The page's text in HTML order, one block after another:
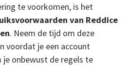
te voorkomen, is het
van Reddice
. Neem de tijd om deze
voordat je een account
onbewust de regels te